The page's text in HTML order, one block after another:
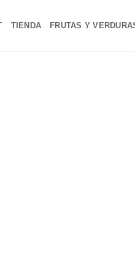
TIENDA FRUTAS Y